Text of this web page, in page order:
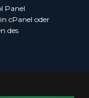
Panel
cPanel oder
des